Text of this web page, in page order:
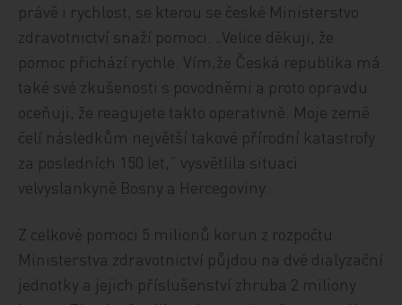
právě i rychlost, se kterou se české Ministerstvo
zdravotnictví snaží pomoci. „Velice děkuji, že
pomoc přichází rychle. Vím,že Česká republika má
také své zkušenosti s povodněmi a proto opravdu
oceňuji, že reagujete takto operativně. Moje země
čelí následkům největší takové přírodní katastrofy
za posledních 150 let,“ vysvětlila situaci
velvyslankyně Bosny a Hercegoviny.
Z celkové pomoci 5 milionů korun z rozpočtu
Ministerstva zdravotnictví půjdou na dvě dialyzační
jednotky a jejich příslušenství zhruba 2 miliony